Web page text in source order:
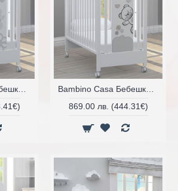
869.00 лв. (444.31€)